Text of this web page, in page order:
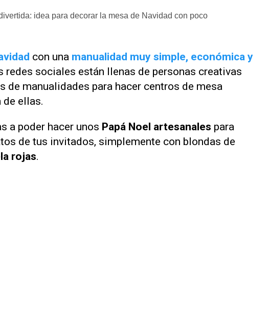
idea para decorar la mesa de Navidad con poco
con una manualidad muy simple, económica y
redes sociales están llenas de personas creativas
de manualidades para hacer centros de mesa
de ellas.
a poder hacer unos Papá Noel artesanales para
de tus invitados, simplemente con blondas de
rojas.